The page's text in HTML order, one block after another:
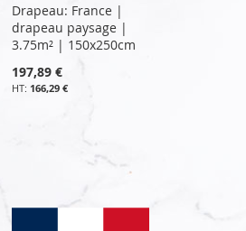
Drapeau: France |
drapeau paysage |
3.75m² | 150x250cm
197,89 €
166,29 €